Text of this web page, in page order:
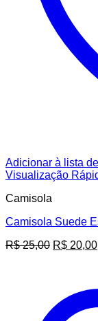
Adicionar à lista
Visualização
Camisola
Camisola Suede
R$25,00 O
R$ 25,00.
R$ 20,00